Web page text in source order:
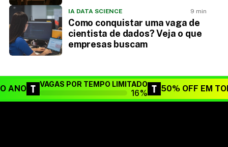
IA DATA SCIENCE 9 min
Como conquistar uma vaga de
cientista de dados? Veja o que
empresas buscam
ANO VAGAS POR TEMPO LIMITADO
16% 50% OFF EM